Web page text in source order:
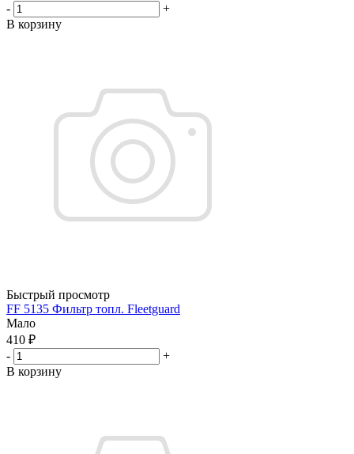
-
+
В корзину
Быстрый просмотр
FF 5135 Фильтр топл. Fleetguard
Мало
410 ₽
-
+
В корзину